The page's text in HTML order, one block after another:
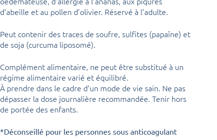
d’abeille et au pollen d’olivier. Réservé à l’adulte.
Peut contenir des traces de soufre, sulfites (papaïne) et
de soja (curcuma liposomé).
Complément alimentaire, ne peut être substitué à un
régime alimentaire varié et équilibré.
À prendre dans le cadre d’un mode de vie sain. Ne pas
dépasser la dose journalière recommandée. Tenir hors
de portée des enfants.
*Déconseillé pour les personnes sous anticoagulant